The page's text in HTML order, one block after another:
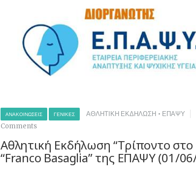
ΑΝΑΚΟΙΝΏΣΕΙΣ ΓΕΝΙΚΈΣ ΑΘΛΗΤΙΚΗ ΕΚΔΗΛΩΣΗ • ΕΠΑΨΥ
Comments
Αθλητική Εκδήλωση “Τρίποντο
“Franco Basaglia” της ΕΠΑΨΥ (01/